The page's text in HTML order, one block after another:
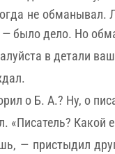
не
— было дело. Но
в детали
о Б. А.? Ну, о
«Писатель? Какой
— пристыдил